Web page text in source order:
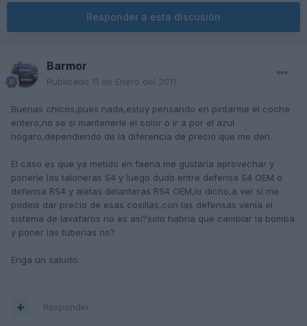
Responder a esta discusión
Barmor
Publicado 11 de Enero del 2011
Buenas chicos,pues nada,estoy pensando en pintarme el coche
entero,no se si mantenerle el color o ir a por el azul
nogaro,dependiendo de la diferencia de precio que me den.
El caso es que ya metido en faena me gustaría aprovechar y
ponerle las taloneras S4 y luego dudo entre defensa S4 OEM o
defensa RS4 y aletas delanteras RS4 OEM,lo dicho,a ver si me
podeis dar precio de esas cosillas,con las defensas venía el
sistema de lavafaros no es así?solo habria que cambiar la bomba
y poner las tuberías no?
Enga un saludo.
Responder